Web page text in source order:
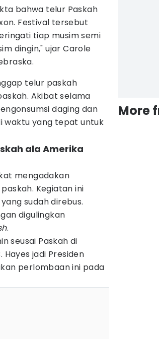
bahwa telur Paskah
Festival tersebut
tiap musim semi
dingin," ujar Carole
telur paskah
Akibat selama
daging dan
waktu yang tepat untuk
ala Amerika
mengadakan
Kegiatan ini
sudah direbus.
digulingkan
.
seusai Paskah di
jadi Presiden
perlombaan ini pada
More